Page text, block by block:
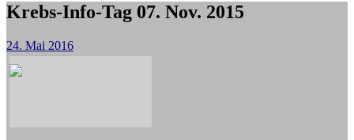
Krebs-Info-Tag 07. Nov. 2015
24. Mai 2016